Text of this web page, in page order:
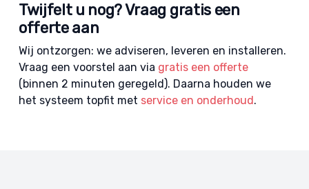
Twijfelt u nog? Vraag gratis een
offerte aan
Wij ontzorgen: we adviseren, leveren en installeren.
Vraag een voorstel aan via gratis een offerte
(binnen 2 minuten geregeld). Daarna houden we
het systeem topfit met service en onderhoud.